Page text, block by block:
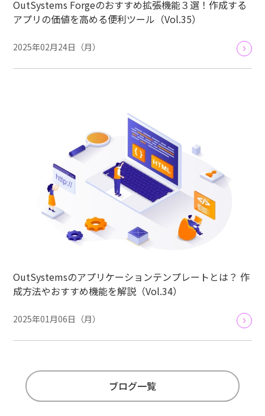
OutSystems Forgeのおすすめ拡張機能３選！作成する
アプリの価値を高める便利ツール（Vol.35）
2025年02月24日（月）
OutSystemsのアプリケーションテンプレートとは？ 作
成方法やおすすめ機能を解説（Vol.34）
2025年01月06日（月）
ブログ一覧